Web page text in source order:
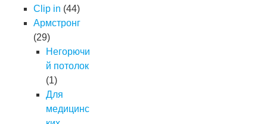
Clip in (44)
Армстронг
(29)
Негорючи
й потолок
(1)
Для
медицинс